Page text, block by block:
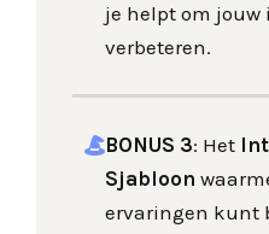
je helpt om
verbeteren.
BONUS 3: Het
Sjabloon
ervaringen kunt